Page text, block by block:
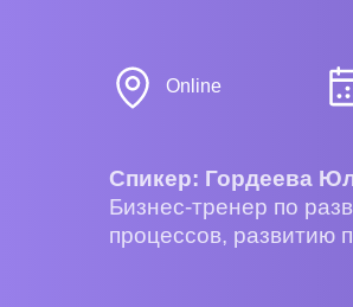
Спикер: Гордеева
Бизнес-тренер по
процессов, развитию
Online